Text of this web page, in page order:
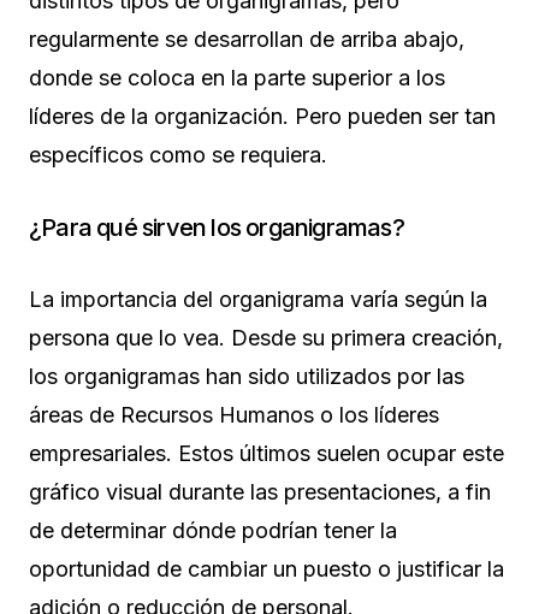
regularmente se desarrollan de arriba abajo,
donde se coloca en la parte superior a los
líderes de la organización. Pero pueden ser tan
específicos como se requiera.
¿Para qué sirven los organigramas?
La importancia del organigrama varía según la
persona que lo vea. Desde su primera creación,
los organigramas han sido utilizados por las
áreas de Recursos Humanos o los líderes
empresariales. Estos últimos suelen ocupar este
gráfico visual durante las presentaciones, a fin
de determinar dónde podrían tener la
oportunidad de cambiar un puesto o justificar la
adición o reducción de personal.